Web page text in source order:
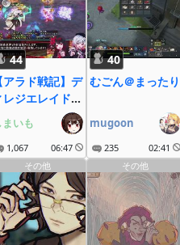
44
アラド戦記】デ
レジエレイド周
（しまいもディ
H）
まいも
1,067 06:47
40
むごん＠まったり
mugoon
235 02:41
その他 その他